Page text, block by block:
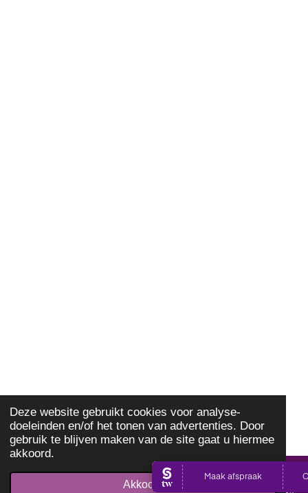
Deze website gebruikt cookies voor analyse-
doeleinden en/of het tonen van advertenties. Door
gebruik te blijven maken van de site gaat u hiermee
akkoord.
Akkoord
Telefoonnummer Facebook